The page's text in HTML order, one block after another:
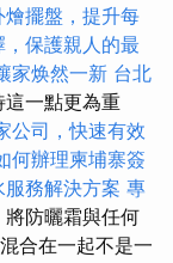
燴擺盤，提升每
保護親人的最
家焕然一新 台北
一點更為重
公司，快速有效
何辦理柬埔寨簽
務解決方案 專
將防曬霜與任何
合在一起不是一